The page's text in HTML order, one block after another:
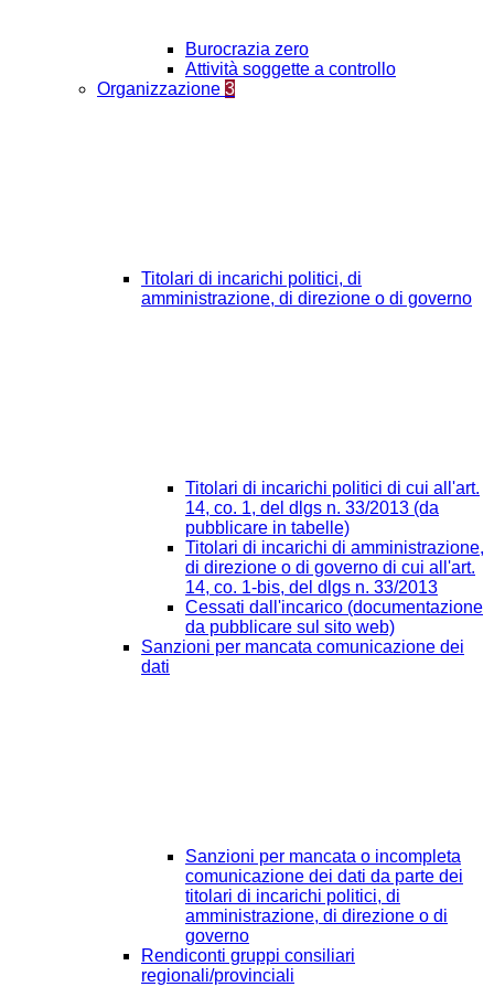
Burocrazia zero
Attività soggette a controllo
Organizzazione 3
Titolari di incarichi politici, di
amministrazione, di direzione o di governo
Titolari di incarichi politici di cui all'art.
14, co. 1, del dlgs n. 33/2013 (da
pubblicare in tabelle)
Titolari di incarichi di amministrazione,
di direzione o di governo di cui all'art.
14, co. 1-bis, del dlgs n. 33/2013
Cessati dall'incarico (documentazione
da pubblicare sul sito web)
Sanzioni per mancata comunicazione dei
dati
Sanzioni per mancata o incompleta
comunicazione dei dati da parte dei
titolari di incarichi politici, di
amministrazione, di direzione o di
governo
Rendiconti gruppi consiliari
regionali/provinciali